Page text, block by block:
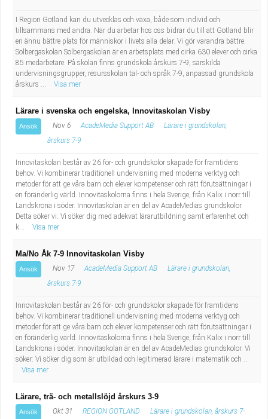
I Region Gotland kan du utvecklas och växa, både som individ och
tillsammans med andra. När du arbetar hos oss bidrar du till att Gotland blir
en ännu bättre plats för människor i livets alla delar. Vi gör varandra bättre.
Solbergaskolan Solbergaskolan är en arbetsplats med cirka 630 elever och cirka
85 medarbetare. På skolan finns grundskola årskurs 7-9, särskilda
undervisningsgrupper, resursskolan tal- och språk 7-9, anpassad grundskola
årskurs ...
Visa mer
Lärare i svenska och engelska, Innovitaskolan Visby
Ansök Nov 6 AcadeMedia Support AB
Lärare i grundskolan,
årskurs 7-9
Innovitaskolan består av 26 för- och grundskolor skapade för framtidens
behov. Vi kombinerar traditionell undervisning med moderna verktyg och
metoder för att ge våra barn och elever kompetenser och rätt förutsättningar i
en föränderlig värld. Innovitaskolorna finns i hela Sverige, från Kalix i norr till
Landskrona i söder. Innovitaskolan är en del av AcadeMedias grundskolor.
Detta söker vi: Vi söker dig med adekvat lärarutbildning samt erfarenhet och
k...
Visa mer
Ma/No Åk 7-9 Innovitaskolan Visby
Ansök Nov 17 AcadeMedia Support AB
Lärare i grundskolan,
årskurs 7-9
Innovitaskolan består av 26 för- och grundskolor skapade för framtidens
behov. Vi kombinerar traditionell undervisning med moderna verktyg och
metoder för att ge våra barn och elever kompetenser och rätt förutsättningar i
en föränderlig värld. Innovitaskolorna finns i hela Sverige, från Kalix i norr till
Landskrona i söder. Innovitaskolan är en del av AcadeMedias grundskolor. Vi
söker: Vi söker dig som är utbildad och legitimerad lärare i matematik och ...
Visa mer
Lärare, trä- och metallslöjd årskurs 3-9
Ansök Okt 31 REGION GOTLAND
Lärare i grundskolan, årskurs 7-